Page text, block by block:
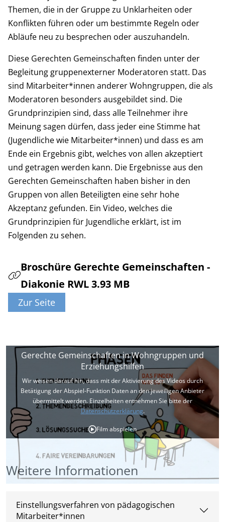
Themen, die in der Gruppe zu Unklarheiten oder
Konflikten führen oder um bestimmte Regeln oder
Abläufe neu zu besprechen oder auszuhandeln.
Diese Gerechten Gemeinschaften finden unter der
Begleitung gruppenexterner Moderatoren statt. Das
sind Mitarbeiter*innen anderer Wohngruppen, die als
Moderatoren besonders ausgebildet sind. Die
Grundprinzipien sind, dass alle Teilnehmer ihre
Meinung sagen dürfen, dass jeder eine Stimme hat
(Jugendliche wie Mitarbeiter*innen) und dass es am
Ende ein Ergebnis gibt, welches von allen akzeptiert
und getragen werden kann. Die Ergebnisse aus den
Gerechten Gemeinschaften haben bisher in den
Gruppen von allen Beteiligten eine sehr hohe
Akzeptanz gefunden. Ein Video, welches die
Grundprinzipien für Jugendliche erklärt, ist im
Folgenden zu sehen.
Broschüre Gerechte Gemeinschaften -
Diakonie RWL 3.93 MB
Gerechte Gemeinschaften in Wohngruppen und
Erziehungshilfen
Wir weisen darauf hin, dass mit der Aktivierung des Videos durch
Betätigung der Abspiel-Funktion Daten an den jeweiligen Anbieter
übermittelt werden. Einzelheiten entnehmen Sie bitte der
Datenschutzerklärung.
Film abspielen
Weitere Informationen
Einstellungsverfahren von pädagogischen
Mitarbeiter*innen